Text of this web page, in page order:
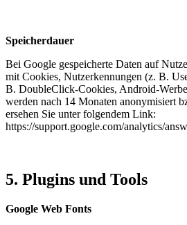
Speicherdauer
Bei Google gespeicherte Daten auf
mit Cookies, Nutzerkennungen (z. B.
B. DoubleClick-Cookies, Android-
werden nach 14 Monaten anonymisiert
ersehen Sie unter folgendem Link:
https://support.google.com/analytics/
5. Plugins und Tools
Google Web Fonts